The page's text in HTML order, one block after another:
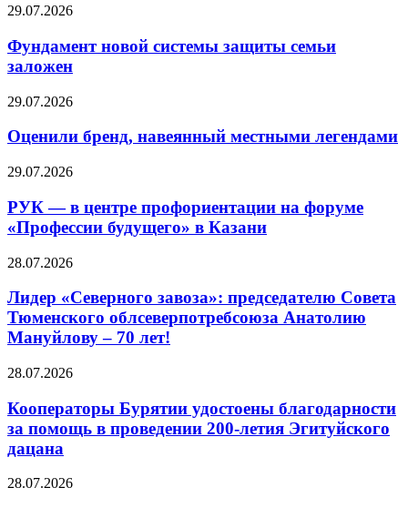
29.07.2026
Фундамент новой системы защиты семьи
заложен
29.07.2026
Оценили бренд, навеянный местными легендами
29.07.2026
РУК — в центре профориентации на форуме
«Профессии будущего» в Казани
28.07.2026
Лидер «Северного завоза»: председателю Совета
Тюменского облсеверпотребсоюза Анатолию
Мануйлову – 70 лет!
28.07.2026
Кооператоры Бурятии удостоены благодарности
за помощь в проведении 200-летия Эгитуйского
дацана
28.07.2026